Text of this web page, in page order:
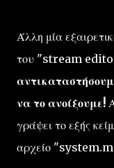
Άλλη μία
του "stream
να το ανοίξουμε!
γράψει το εξής
αρχείο